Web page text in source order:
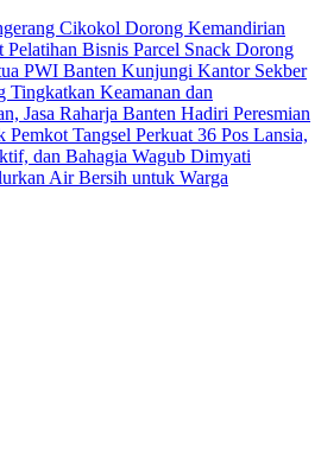
Cikokol Dorong Kemandirian
Bisnis Parcel Snack Dorong
PWI Banten Kunjungi Kantor Sekber
Tingkatkan Keamanan dan
Jasa Raharja Banten Hadiri Peresmian
Pemkot Tangsel Perkuat 36 Pos Lansia,
dan Bahagia Wagub Dimyati
Air Bersih untuk Warga